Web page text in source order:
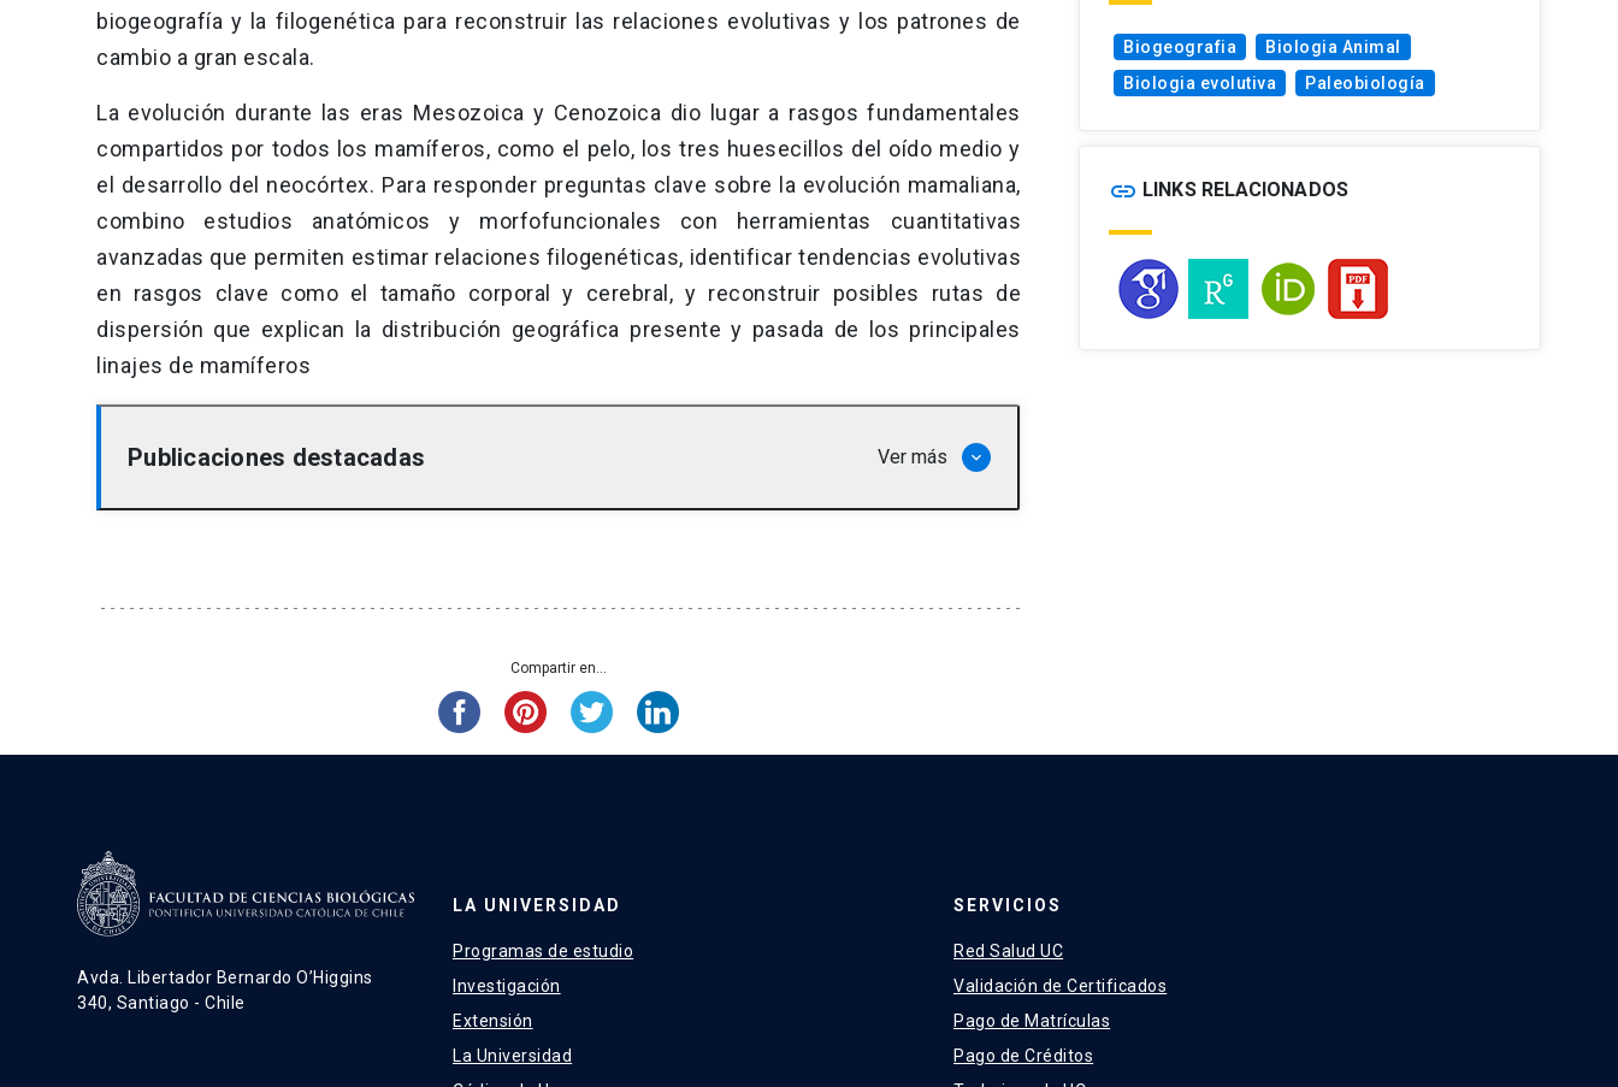
biogeografía y la filogenética para reconstruir las relaciones evolutivas y los patrones de
cambio a gran escala.
La evolución durante las eras Mesozoica y Cenozoica dio lugar a rasgos fundamentales
compartidos por todos los mamíferos, como el pelo, los tres huesecillos del oído medio y
el desarrollo del neocórtex. Para responder preguntas clave sobre la evolución mamaliana,
combino estudios anatómicos y morfofuncionales con herramientas cuantitativas
avanzadas que permiten estimar relaciones filogenéticas, identificar tendencias evolutivas
en rasgos clave como el tamaño corporal y cerebral, y reconstruir posibles rutas de
dispersión que explican la distribución geográfica presente y pasada de los principales
linajes de mamíferos
Publicaciones destacadas Ver más keyboard_arrow_down
Püschel, H. P., Shelley, S. L., Williamson, T. E., Perini, F. A., Wible, J. R., & Brusatte, S. L.
(2024). A new dentition-based phylogeny of Litopterna (Mammalia: Placentalia) and
body mass trends in human evolution. Nature ecology & evolution, 5(6), 808-819.
Compartir en...
Biogeografia
Biologia Animal
Biologia evolutiva
Paleobiología
link LINKS RELACIONADOS
Avda. Libertador Bernardo O’Higgins
340, Santiago - Chile
LA UNIVERSIDAD
Programas de estudio
Investigación
Extensión
La Universidad
SERVICIOS
Red Salud UC
Validación de Certificados
Pago de Matrículas
Pago de Créditos